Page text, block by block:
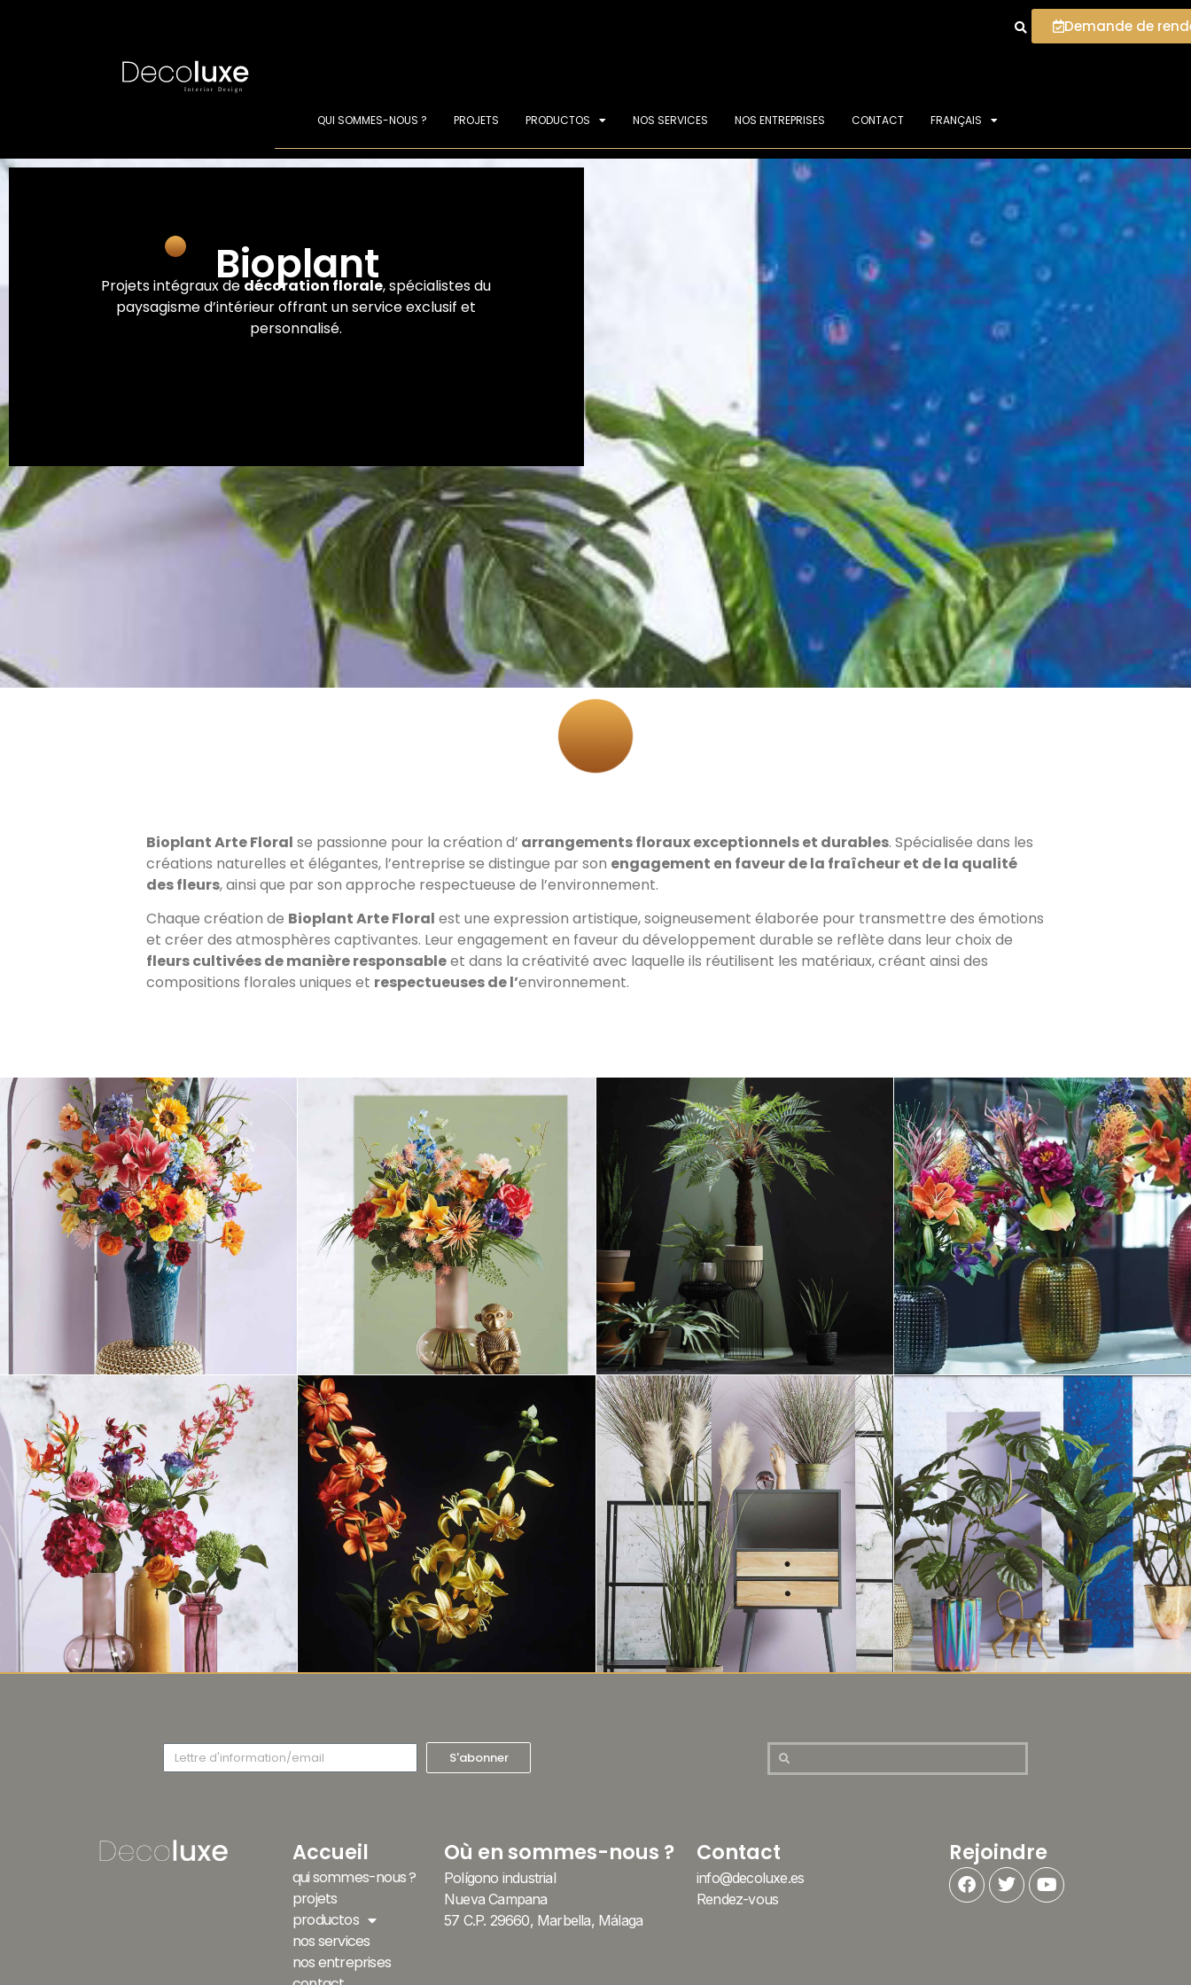
Demande de
QUI SOMMES-NOUS ? PROJETS PRODUCTOS NOS SERVICES NOS ENTREPRISES CONTACT FRANÇAIS
Bioplant
Projets intégraux de décoration florale, spécialistes du
paysagisme d’intérieur offrant un service exclusif et
personnalisé.
Bioplant Arte Floral se passionne pour la création d’ arrangements floraux exceptionnels et durables. Spécialisée dans les
créations naturelles et élégantes, l’entreprise se distingue par son engagement en faveur de la fraîcheur et de la qualité
des fleurs, ainsi que par son approche respectueuse de l’environnement.
Chaque création de Bioplant Arte Floral est une expression artistique, soigneusement élaborée pour transmettre des émotions
et créer des atmosphères captivantes. Leur engagement en faveur du développement durable se reflète dans leur choix de
fleurs cultivées de manière responsableet dans la créativité avec laquelle ils réutilisent les matériaux, créant ainsi des
compositions florales uniques et respectueuses de l’environnement.
S'abonner
Accueil
qui sommes-nous ?
projets
productos
nos services
nos entreprises
Où en sommes-nous ?
Polígono industrial
Nueva Campana
57 C.P. 29660, Marbella, Málaga
Contact
info@decoluxe.es
Rendez-vous
Rejoindre